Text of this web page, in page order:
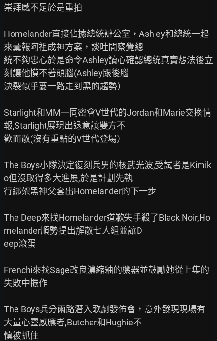
崇拜感不足於是重拍
Homelander直接佔據總統辦公室，Ashley和總統一起
來彙報阿祖成神方案，談吐間察覺總
統不夠忠心於是命令Ashley讀心確認總統真實想法後立
刻讓他摸不著頭腦(Ashley跟後腦
決裂似乎要一路走到黑的趨勢）
Starlight和MM一同密會V世代的Jordan和Marie交換情
報,Starlight展現出退意讓雙方不
歡而散(沒有重點的V世代登場）
The Boys小隊決定復刻兵男的核武光波,受試者是Kimik
o但沒取得多大進展,於是計劃先執
行綁架黑神父套出Homelander的下一步
The Deep來找Homelander道歉失手殺了Black Noir,Ho
melander順勢提出解散七人組並讓D
eep滾蛋
Frenchi來找Sage改良濃縮釉的機器並鼓勵她從上集的
失敗中振作
The Boys兵分兩路潛入歌劇發佈會，意外發現現場有
大量心靈感應者,Butcher和Hughie不
慎被抓住